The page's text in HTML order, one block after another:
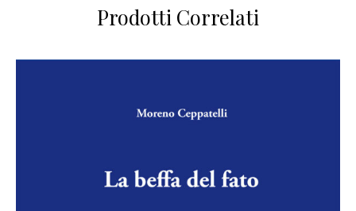
Prodotti Correlati